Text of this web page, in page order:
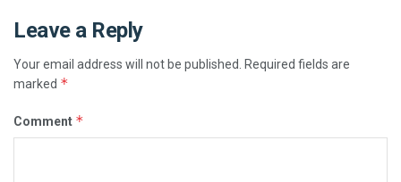
Leave a Reply
Your email address will not be published. Required fields are
marked *
Comment *